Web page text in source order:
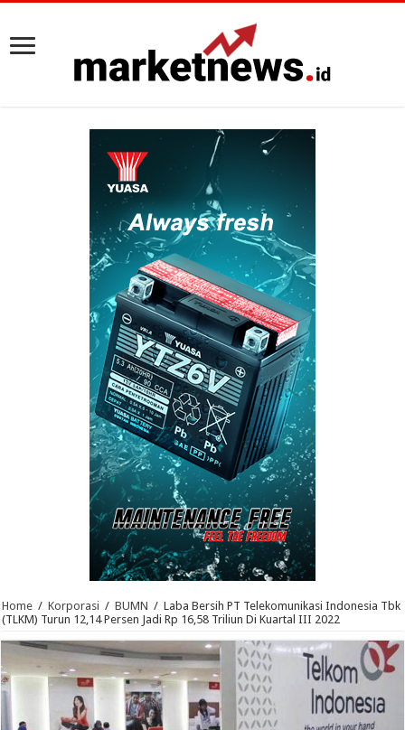
Home / Korporasi / BUMN / Laba Bersih PT Telekomunikasi Indonesia Tbk
(TLKM) Turun 12,14 Persen Jadi Rp 16,58 Triliun Di Kuartal III 2022